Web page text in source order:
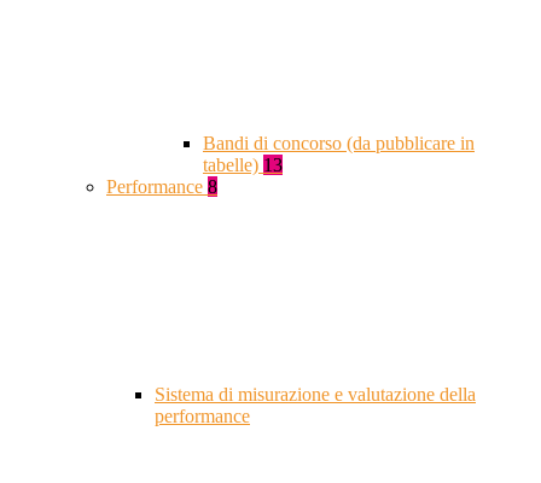
Bandi di concorso (da pubblicare in
tabelle) 13
Performance 8
Sistema di misurazione e valutazione della
performance